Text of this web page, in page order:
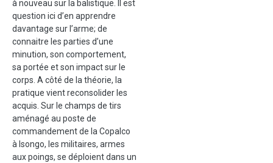
à nouveau sur la balistique. Il est
question ici d’en apprendre
davantage sur l’arme; de
connaitre les parties d’une
minution, son comportement,
sa portée et son impact sur le
corps. A côté de la théorie, la
pratique vient reconsolider les
acquis. Sur le champs de tirs
aménagé au poste de
commandement de la Copalco
à Isongo, les militaires, armes
aux poings, se déploient dans un